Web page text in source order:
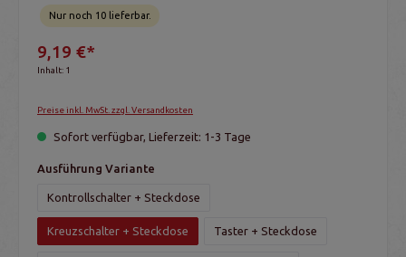
Nur noch 10 lieferbar.
9,19 €*
Inhalt: 1
Preise inkl. MwSt. zzgl. Versandkosten
Sofort verfügbar, Lieferzeit: 1-3 Tage
Ausführung Variante
Kontrollschalter + Steckdose
Kreuzschalter + Steckdose Taster + Steckdose